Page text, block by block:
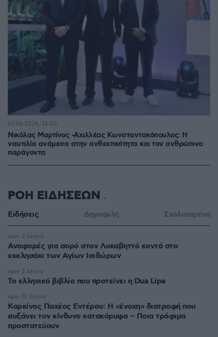
Νικόλας Μαρτίνος -Αχιλλέας Κωνσταντακόπουλος: Η
ναυτιλία ανάμεσα στην ανθεκτικότητα και τον ανθρώπινο
παράγοντα
01.06.2026, 13:00
ΡΟΗ ΕΙΔΗΣΕΩΝ
Ειδήσεις Δημοφιλή Σχολιασμένα
Αναφορές για σορό στον Λυκαβηττό κοντά στο
εκκλησάκι των Αγίων Ισιδώρων
πριν 3 λεπτά
Το ελληνικό βιβλίο που προτείνει η Dua Lipa
πριν 3 λεπτά
Καρκίνος Παχέος Εντέρου: Η «ένοχη» διατροφή που
αυξάνει τον κίνδυνο κατακόρυφα – Ποια τρόφιμα
προστατεύουν
πριν 12 λεπτά